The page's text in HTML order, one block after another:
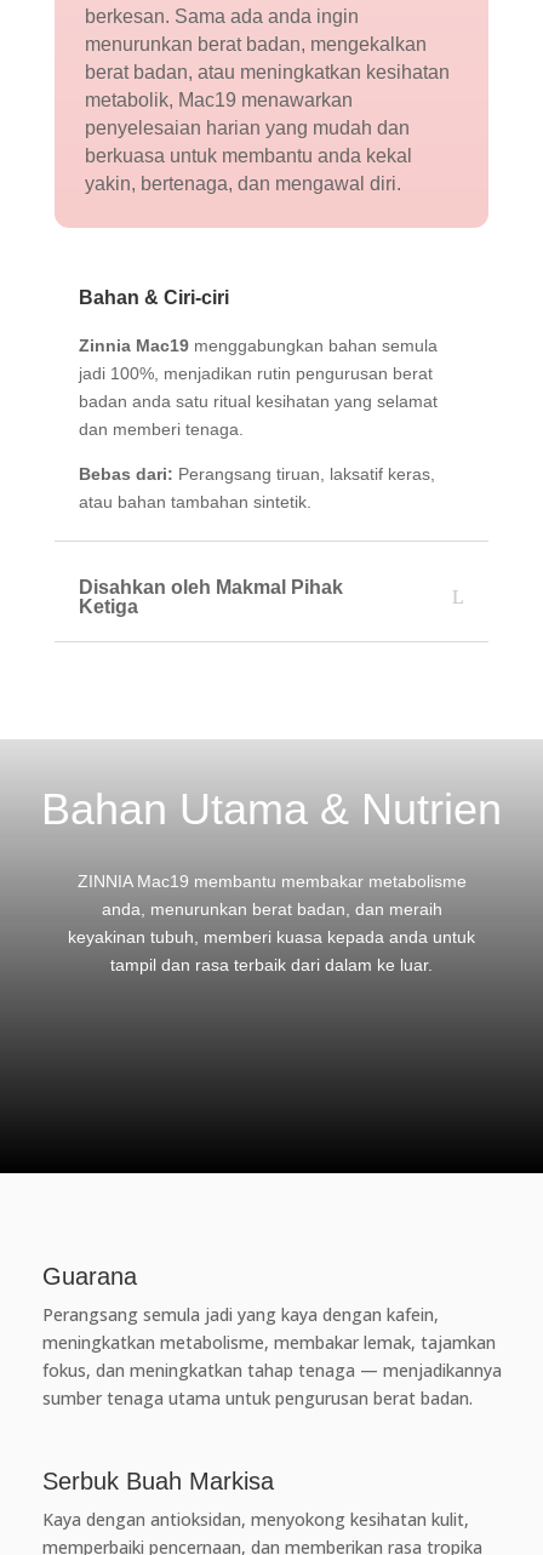
berkesan. Sama ada anda ingin
menurunkan berat badan, mengekalkan
berat badan, atau meningkatkan kesihatan
metabolik, Mac19 menawarkan
penyelesaian harian yang mudah dan
berkuasa untuk membantu anda kekal
yakin, bertenaga, dan mengawal diri.
Bahan & Ciri-ciri
Zinnia Mac19menggabungkan bahan semula
jadi 100%, menjadikan rutin pengurusan berat
badan anda satu ritual kesihatan yang selamat
dan memberi tenaga.
Bebas dari: Perangsang tiruan, laksatif keras,
atau bahan tambahan sintetik.
Disahkan oleh Makmal Pihak
Ketiga
Bahan Utama & Nutrien
ZINNIA Mac19 membantu membakar metabolisme
anda, menurunkan berat badan, dan meraih
keyakinan tubuh, memberi kuasa kepada anda untuk
tampil dan rasa terbaik dari dalam ke luar.
Guarana
Perangsang semula jadi yang kaya dengan kafein,
meningkatkan metabolisme, membakar lemak, tajamkan
fokus, dan meningkatkan tahap tenaga — menjadikannya
sumber tenaga utama untuk pengurusan berat badan.
Serbuk Buah Markisa
Kaya dengan antioksidan, menyokong kesihatan kulit,
memperbaiki pencernaan, dan memberikan rasa tropika